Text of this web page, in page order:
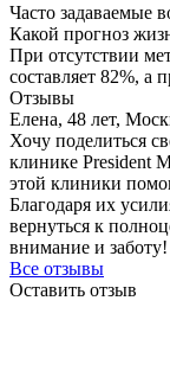
Часто задаваемые
Какой прогноз
При отсутствии
составляет 82%, а
Отзывы
Елена, 48 лет,
Хочу поделиться
клинике President
этой клиники
Благодаря их
вернуться к
внимание и заботу!
Все отзывы
Оставить отзыв